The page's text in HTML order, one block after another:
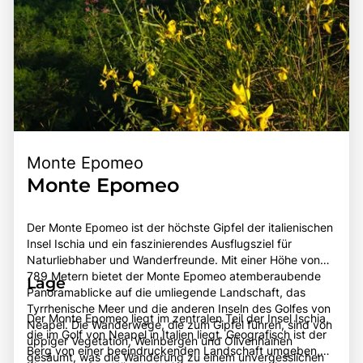
Monte Epomeo
Monte Epomeo
Der Monte Epomeo ist der höchste Gipfel der italienischen
Insel Ischia und ein faszinierendes Ausflugsziel für
Naturliebhaber und Wanderfreunde. Mit einer Höhe von
789 Metern bietet der Monte Epomeo atemberaubende
Panoramablicke auf die umliegende Landschaft, das
Tyrrhenische Meer und die anderen Inseln des Golfes von
Neapel. Die Wanderwege, die zum Gipfel führen, sind von
üppiger Vegetation, Weinbergen und Olivenhainen
gesäumt, was die Wanderung zu einem unvergesslichen
Lage
Der Monte Epomeo liegt im zentralen Teil der Insel Ischia,
die im Golf von Neapel in Italien liegt. Geografisch ist der
Berg von einer beeindruckenden Landschaft umgeben,